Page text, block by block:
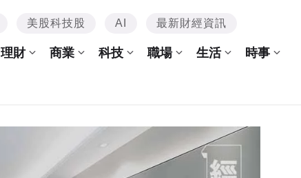
美股科技股 AI 最新財經資訊
理財 商業 科技 職場 生活 時事